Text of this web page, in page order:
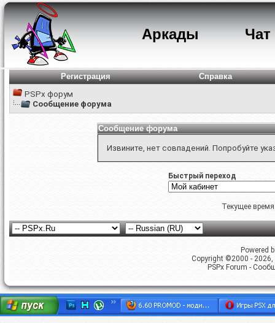
Аркады Чат
Регистрация
Справка
PSPx форум
Сообщение форума
Сообщение форума
Извините, нет совпадений. Попробуйте
Быстрый переход
Текущее
Powered
Copyright ©2000 -
PSPx Forum -